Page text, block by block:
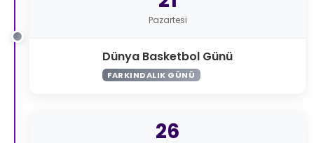
Pazartesi
Dünya Basketbol Günü
FARKINDALIK GÜNÜ
26